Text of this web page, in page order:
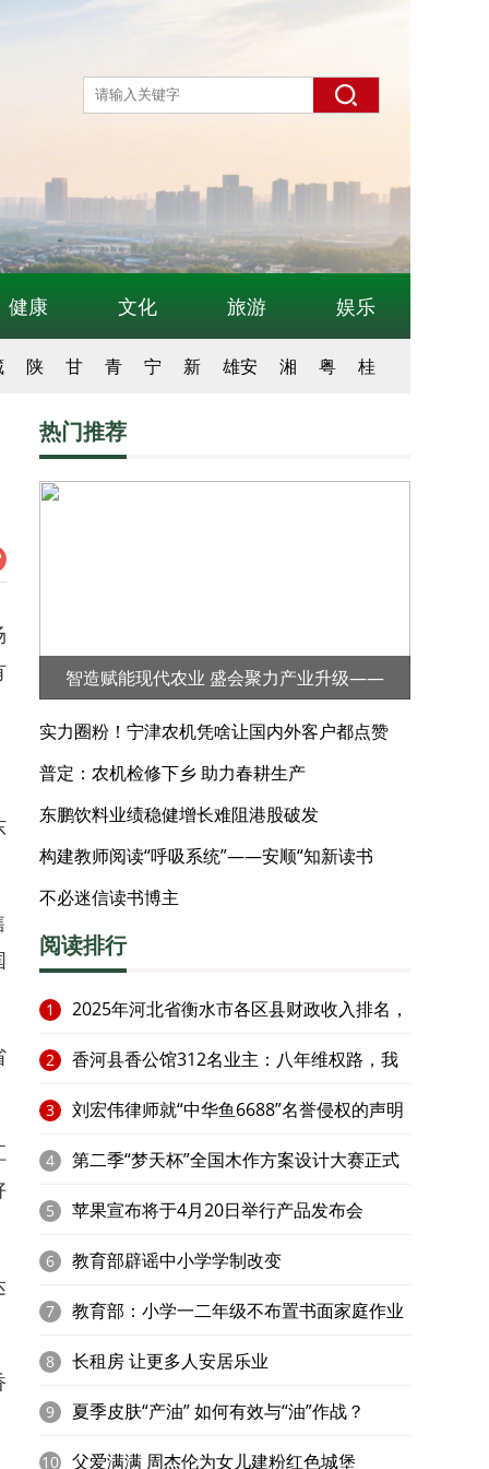
健康 文化 旅游 娱乐
陕 甘 青 宁 新 雄安 湘 粤 桂
热门推荐
智造赋能现代农业 盛会聚力产业升级——
2026第三届河北·宁晋（大陆村镇）农业机械
展览会
实力圈粉！宁津农机凭啥让国内外客户都点赞
普定：农机检修下乡 助力春耕生产
东鹏饮料业绩稳健增长难阻港股破发
构建教师阅读“呼吸系统”——安顺“知新读书
会”的阅读实践
不必迷信读书博主
阅读排行
1 2025年河北省衡水市各区县财政收入排名，
快看你家乡排第几？
2 香河县香公馆312名业主：八年维权路，我
家在何处？​
3 刘宏伟律师就“中华鱼6688”名誉侵权的声明
4 第二季“梦天杯”全国木作方案设计大赛正式
启动
5 苹果宣布将于4月20日举行产品发布会
6 教育部辟谣中小学学制改变
7 教育部：小学一二年级不布置书面家庭作业
8 长租房 让更多人安居乐业
9 夏季皮肤“产油” 如何有效与“油”作战？
10 父爱满满 周杰伦为女儿建粉红色城堡